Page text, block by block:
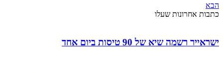
הבא
כתבות אחרונות שעלו
ישראייר רשמה שיא של 90 טיסות ביום אחד